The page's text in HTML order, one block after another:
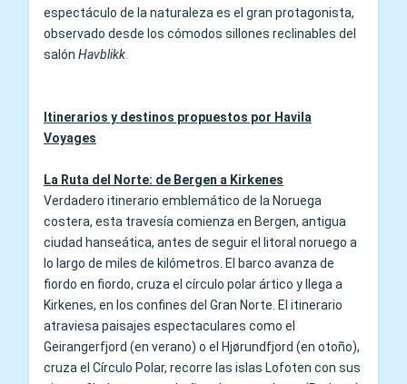
espectáculo de la naturaleza es el gran protagonista,
observado desde los cómodos sillones reclinables del
salón Havblikk
Itinerarios y destinos propuestos por Havila
Voyages
La Ruta del Norte: de Bergen a Kirkenes
Verdadero itinerario emblemático de la Noruega
costera, esta travesía comienza en Bergen, antigua
ciudad hanseática, antes de seguir el litoral noruego a
lo largo de miles de kilómetros. El barco avanza de
fiordo en fiordo, cruza el círculo polar ártico y llega a
Kirkenes, en los confines del Gran Norte. El itinerario
atraviesa paisajes espectaculares como el
Geirangerfjord (en verano) o el Hjørundfjord (en otoño),
cruza el Círculo Polar, recorre las islas Lofoten con sus